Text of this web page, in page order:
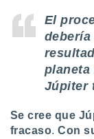
El
debería
planeta
Júpiter
Se cree que
fracaso.Con